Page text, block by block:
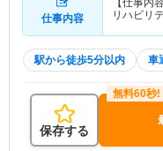
仕事内容
【仕事内
リハビリ
駅から徒歩5分以内 車
保存する